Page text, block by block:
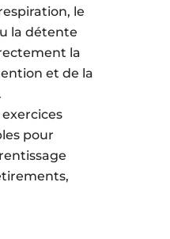
le
la détente
la
et de la
pour